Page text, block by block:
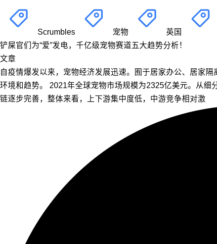
Scrumbles 宠物 英国
铲屎官们为“爱”发电，千亿级宠物赛道五大趋势分析！
文章
自疫情爆发以来，宠物经济发展迅速。囿于居家办公、居家
环境和趋势。 2021年全球宠物市场规模为2325亿美元。从细
链逐步完善，整体来看，上下游集中度低，中游竞争相对激